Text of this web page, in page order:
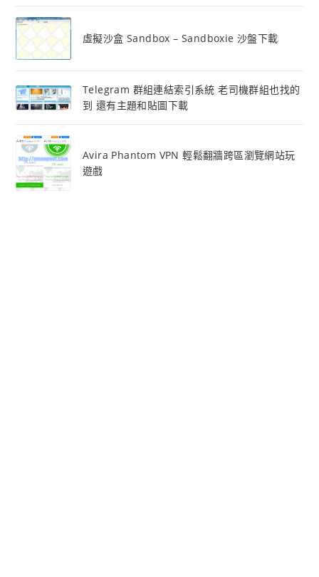
虛擬沙盒 Sandbox – Sandboxie 沙盤下載
Telegram 群組連結索引系統 老司機群組也找的
到 還有主題和貼圖下載
Avira Phantom VPN 輕鬆翻牆跨區瀏覽網站玩
遊戲